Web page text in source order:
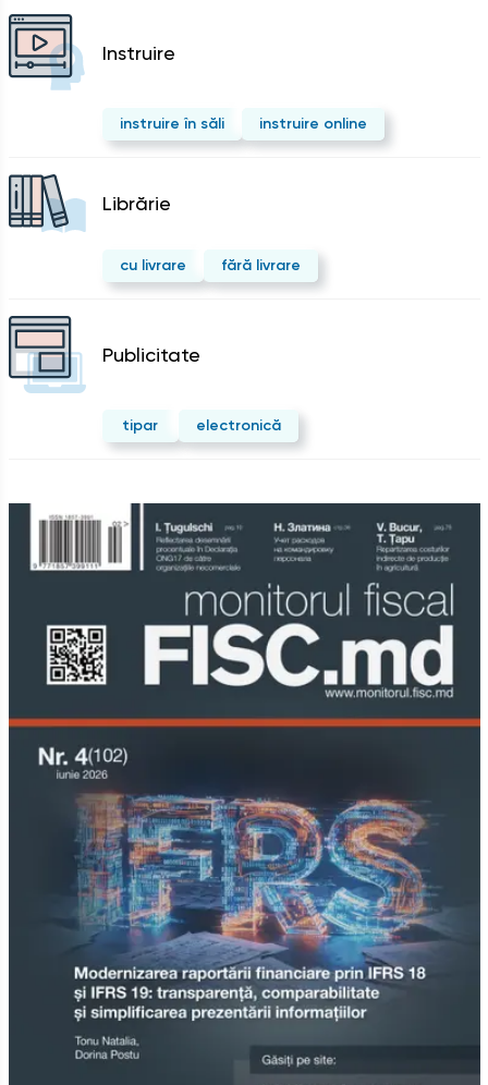
Instruire
instruire în săli instruire online
Librărie
cu livrare fără livrare
Publicitate
tipar electronică